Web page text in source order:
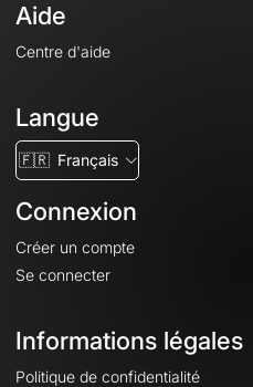
Aide
Centre d'aide
Langue
🇫🇷 Français
Connexion
Créer un compte
Se connecter
Informations légales
Politique de confidentialité